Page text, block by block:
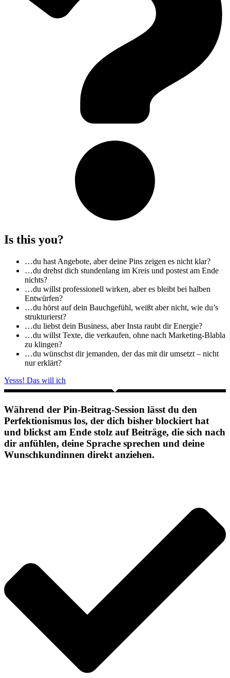
Is this you?
…du hast Angebote, aber deine Pins zeigen es nicht klar?
…du drehst dich stundenlang im Kreis und postest am Ende
nichts?
…du willst professionell wirken, aber es bleibt bei halben
Entwürfen?
…du hörst auf dein Bauchgefühl, weißt aber nicht, wie du’s
strukturierst?
…du liebst dein Business, aber Insta raubt dir Energie?
…du willst Texte, die verkaufen, ohne nach Marketing-Blabla
zu klingen?
…du wünschst dir jemanden, der das mit dir umsetzt – nicht
nur erklärt?
Yesss! Das will ich
Während der Pin-Beitrag-Session lässt du den
Perfektionismus los, der dich bisher blockiert hat
und blickst am Ende stolz auf Beiträge, die sich nach
dir anfühlen, deine Sprache sprechen und deine
Wunschkundinnen direkt anziehen.